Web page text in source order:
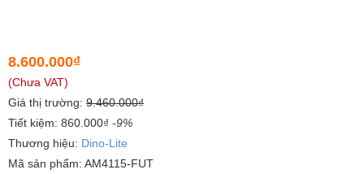
8.600.000₫
(Chưa VAT)
Giá thị trường: 9.460.000₫
Tiết kiệm: 860.000₫ -9%
Thương hiệu: Dino-Lite
Mã sản phẩm: AM4115-FUT